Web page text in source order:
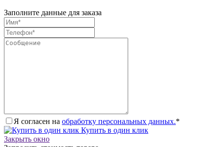
Заполните данные для заказа
Я согласен на обработку персональных данных.*
Купить в один клик
Закрыть окно